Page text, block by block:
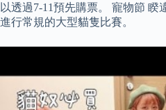
以透過7-11預先購票。 寵物節
進行常規的大型貓隻比賽。